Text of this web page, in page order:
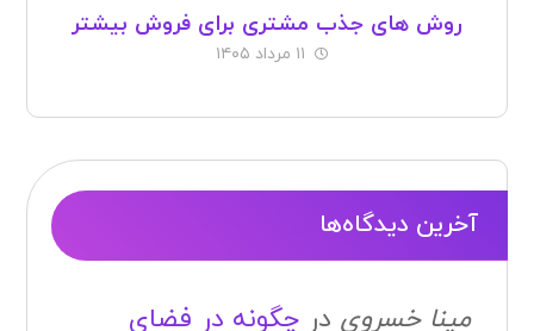
روش های جذب مشتری برای فروش بیشتر
۱۱ مرداد ۱۴۰۵
آخرین دیدگاه‌ها
مینا خسروی درچگونه در فضای